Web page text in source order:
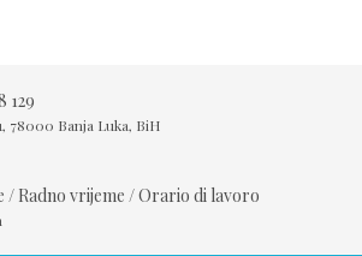
129
78000 Banja Luka, BiH
/ Radno vrijeme / Orario di lavoro